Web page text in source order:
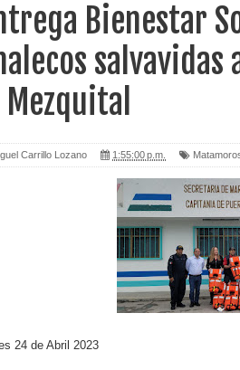
Bienestar
salvavidas
Mezquital
Carrillo Lozano 1:55:00 p.m.
24 de Abril 2023